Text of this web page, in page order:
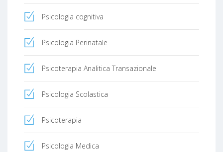
focalizzandomi su adulti e giovani-adulti.
Ricevo a Mestre su appuntamento.
Potete contattarmi per ulteriori informazioni.
Psicologia cognitiva
Psicologia Perinatale
Psicoterapia Analitica Transazionale
Psicologia Scolastica
Psicoterapia
Psicologia Medica